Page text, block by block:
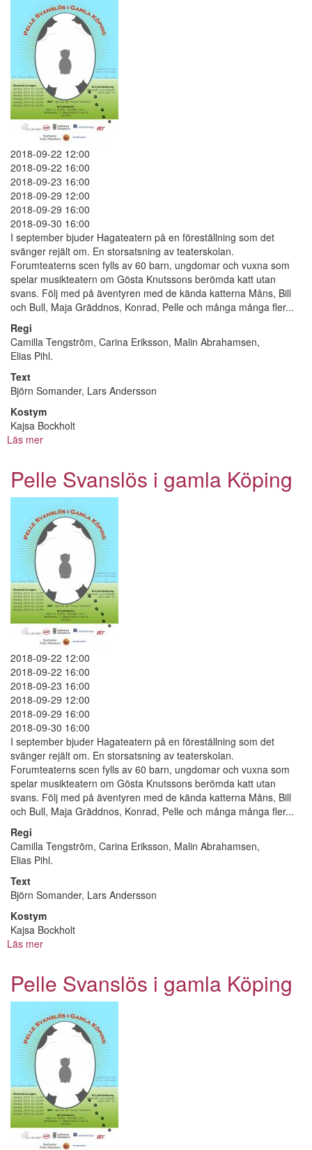
2018-09-22 12:00
2018-09-22 16:00
2018-09-23 16:00
2018-09-29 12:00
2018-09-29 16:00
2018-09-30 16:00
I september bjuder Hagateatern på en föreställning som det
svänger rejält om. En storsatsning av teaterskolan.
Forumteaterns scen fylls av 60 barn, ungdomar och vuxna som
spelar musikteatern om Gösta Knutssons berömda katt utan
svans. Följ med på äventyren med de kända katterna Måns, Bill
och Bull, Maja Gräddnos, Konrad, Pelle och många många fler...
Regi
Camilla Tengström, Carina Eriksson, Malin Abrahamsen,
Elias Pihl.
Text
Björn Somander, Lars Andersson
Kostym
Kajsa Bockholt
Läs mer
gamla
Köping
Pelle Svanslös i gamla Köping
2018-09-22 12:00
2018-09-22 16:00
2018-09-23 16:00
2018-09-29 12:00
2018-09-29 16:00
2018-09-30 16:00
I september bjuder Hagateatern på en föreställning som det
svänger rejält om. En storsatsning av teaterskolan.
Forumteaterns scen fylls av 60 barn, ungdomar och vuxna som
spelar musikteatern om Gösta Knutssons berömda katt utan
svans. Följ med på äventyren med de kända katterna Måns, Bill
och Bull, Maja Gräddnos, Konrad, Pelle och många många fler...
Regi
Camilla Tengström, Carina Eriksson, Malin Abrahamsen,
Elias Pihl.
Text
Björn Somander, Lars Andersson
Kostym
Kajsa Bockholt
Läs mer
gamla
Köping
Pelle Svanslös i gamla Köping